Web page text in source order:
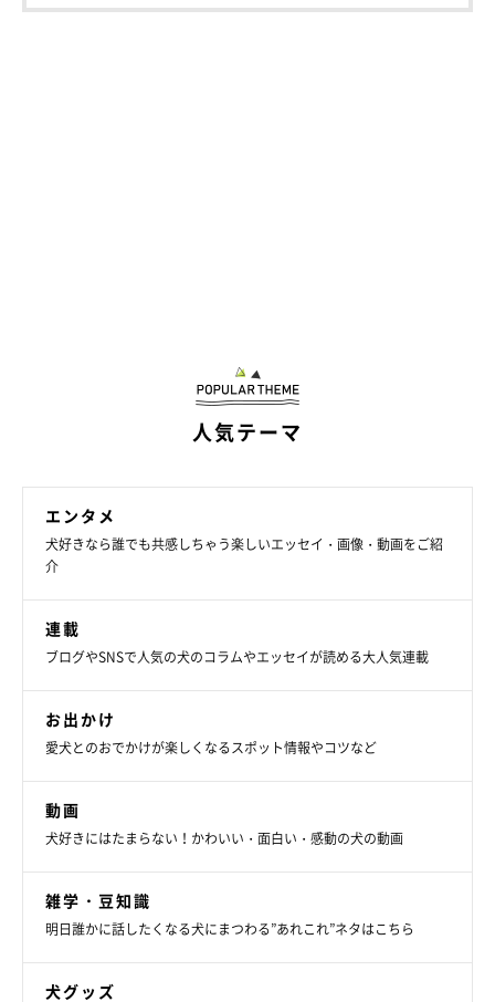
人気テーマ
エンタメ
犬好きなら誰でも共感しちゃう楽しいエッセイ・画像・動画をご紹
介
連載
ブログやSNSで人気の犬のコラムやエッセイが読める大人気連載
お出かけ
愛犬とのおでかけが楽しくなるスポット情報やコツなど
動画
犬好きにはたまらない！かわいい・面白い・感動の犬の動画
雑学・豆知識
明日誰かに話したくなる犬にまつわる”あれこれ”ネタはこちら
犬グッズ